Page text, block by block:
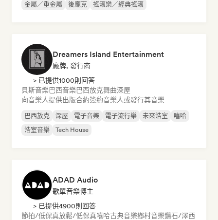
金屬／重金屬
後龐克 搖滾樂／經典搖滾
Dreamers Island Entertainment
廠牌, 發行商
> 已提供1000則回答
貝斯音樂巴西音樂巴西放克舞曲深屋
向音樂人提供出版合約簽約音樂人或發行其音樂
巴西放克 深屋 電子音樂 電子流行樂 未來浩室
嘻哈
浩室音樂
Tech House
ADAD Audio
歌單音樂博主
> 已提供4900則回答
節拍/低保真放鬆/低保真嘻哈古典音樂鄉村音樂鑽石/澤西